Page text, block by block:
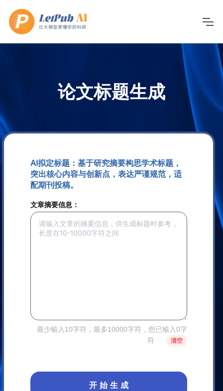
论文标题生成
AI拟定标题：基于研究摘要构思学术标题，
突出核心内容与创新点，表达严谨规范，适
配期刊投稿。
文章摘要信息：
最少输入10字符，最多10000字符，您已输入0字
符
清空
开 始 生 成